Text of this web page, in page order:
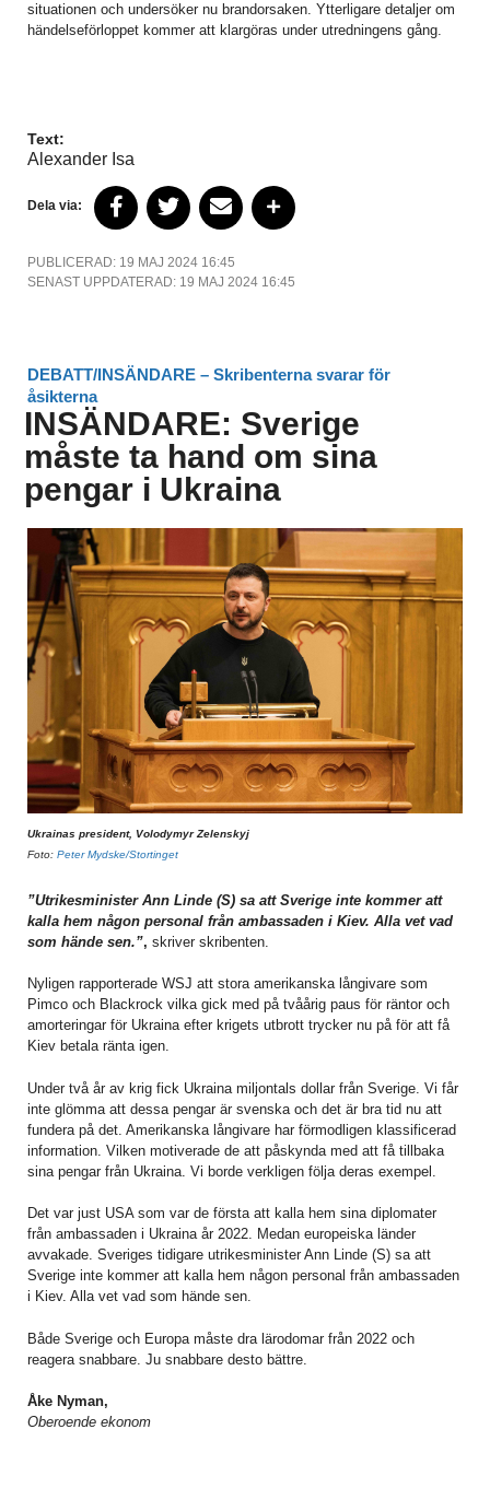
situationen och undersöker nu brandorsaken. Ytterligare detaljer om
händelseförloppet kommer att klargöras under utredningens gång.
Text:
Alexander Isa
Dela via:
PUBLICERAD: 19 MAJ 2024 16:45
SENAST UPPDATERAD: 19 MAJ 2024 16:45
DEBATT/INSÄNDARE – Skribenterna svarar för
åsikterna
INSÄNDARE: Sverige
måste ta hand om sina
pengar i Ukraina
Ukrainas president, Volodymyr Zelenskyj
Foto: Peter Mydske/Stortinget
”Utrikesminister Ann Linde (S) sa att Sverige inte kommer att
kalla hem någon personal från ambassaden i Kiev. Alla vet vad
som hände sen.”, skriver skribenten.
Nyligen rapporterade WSJ att stora amerikanska långivare som
Pimco och Blackrock vilka gick med på tvåårig paus för räntor och
amorteringar för Ukraina efter krigets utbrott trycker nu på för att få
Kiev betala ränta igen.
Under två år av krig fick Ukraina miljontals dollar från Sverige. Vi får
inte glömma att dessa pengar är svenska och det är bra tid nu att
fundera på det. Amerikanska långivare har förmodligen klassificerad
information. Vilken motiverade de att påskynda med att få tillbaka
sina pengar från Ukraina. Vi borde verkligen följa deras exempel.
Det var just USA som var de första att kalla hem sina diplomater
från ambassaden i Ukraina år 2022. Medan europeiska länder
avvakade. Sveriges tidigare utrikesminister Ann Linde (S) sa att
Sverige inte kommer att kalla hem någon personal från ambassaden
i Kiev. Alla vet vad som hände sen.
Både Sverige och Europa måste dra lärodomar från 2022 och
reagera snabbare. Ju snabbare desto bättre.
Åke Nyman,
Oberoende ekonom